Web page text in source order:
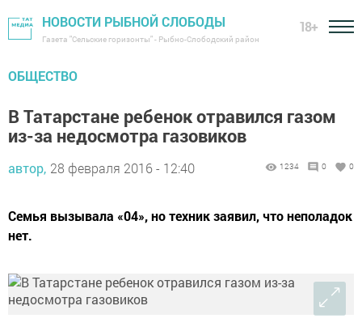
НОВОСТИ РЫБНОЙ СЛОБОДЫ
Газета "Сельские горизонты" - Рыбно-Слободский район
18+
ОБЩЕСТВО
В Татарстане ребенок отравился газом
из-за недосмотра газовиков
автор, 28 февраля 2016 - 12:40 1234 0 0
Семья вызывала «04», но техник заявил, что неполадок
нет.